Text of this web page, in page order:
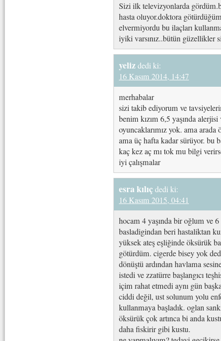
Sizi ilk televizyonlarda
hasta oluyor.doktora
elvermiyordu bu ilaçları
iyiki varsınız..bütün güzellikler
yelizdedi ki:
16 Kasım 2014, 14:47
merhabalar
sizi takib ediyorum ve
benim kızım 6,5 yaşında
oyuncaklarımız yok. ama
ama üç hafta kadar sürüyor. bu
kaç kez aç mı tok mu bilgi
iyi çalışmalar
esra kılıçdedi ki:
16 Kasım 2015, 04:41
hocam 4 yaşında bir oğlum ve
basladigindan beri hastaliktan
yüksek ateş eşliğinde öksürük
götürdüm. cigerde bisey yok
dönüştü ardından havlama
istedi ve zzatürre başlangıcı
içim rahat etmedi aynı gün
ciddi değil, ust solunum yolu
kullanmaya başladık. oglan
öksürük çok artınca bi anda
daha fiskirir gibi kustu.